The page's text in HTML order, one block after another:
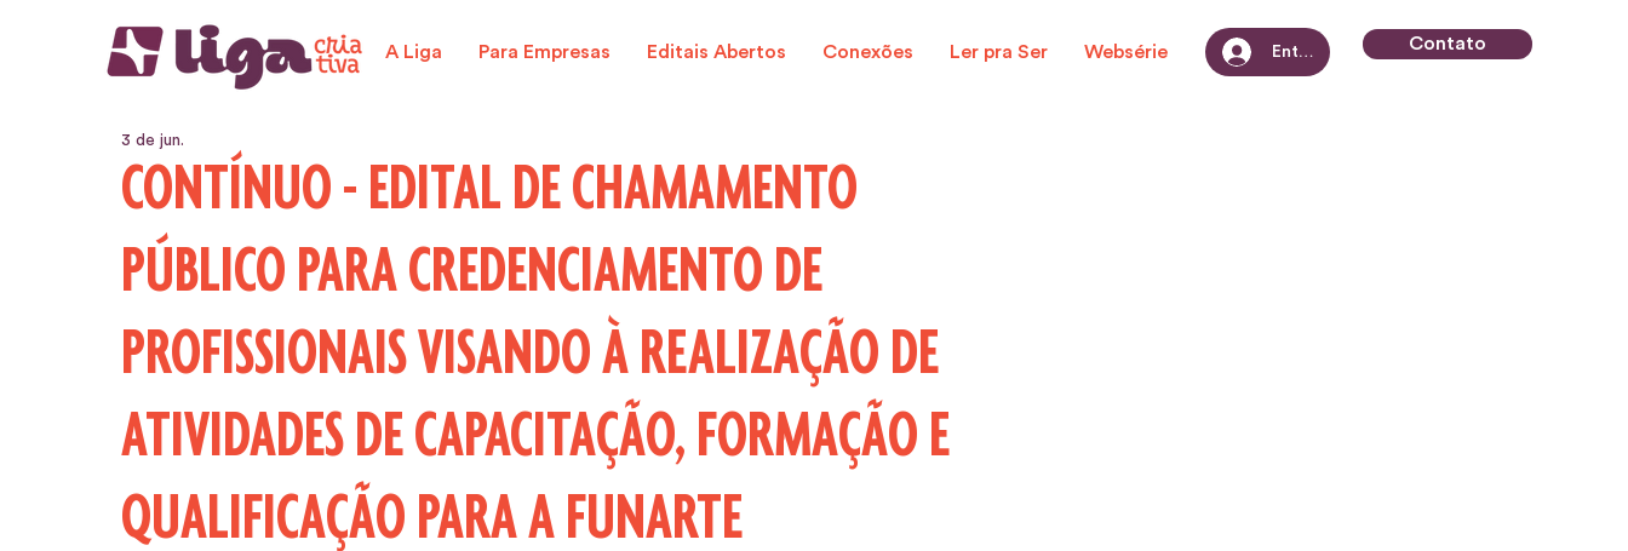
A Liga Para Empresas Editais Abertos Conexões Ler pra Ser Websérie Entrar Contato
CONTÍNUO - EDITAL DE CHAMAMENTO
PÚBLICO PARA CREDENCIAMENTO DE
PROFISSIONAIS VISANDO À REALIZAÇÃO DE
ATIVIDADES DE CAPACITAÇÃO, FORMAÇÃO E
QUALIFICAÇÃO PARA A FUNARTE
3 de jun.